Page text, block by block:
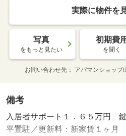
実際に物件を
写真
をもっと見たい
初期費用
を聞く
お問い合わせ先 アパマンショップ
備考
入居者サポート１．６５万円
平置駐／更新料：新家賃１ヶ月